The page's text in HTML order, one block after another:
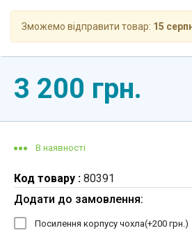
Зможемо відправити товар: 15
3 200 грн.
В наявності
Код товару : 80391
Додати до замовлення:
Посилення корпусу чохла(+200 грн.)